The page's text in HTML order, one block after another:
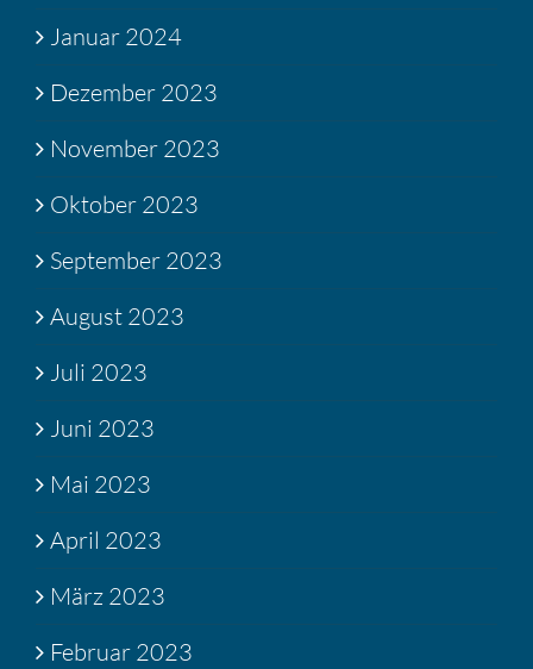
Januar 2024
Dezember 2023
November 2023
Oktober 2023
September 2023
August 2023
Juli 2023
Juni 2023
Mai 2023
April 2023
März 2023
Februar 2023